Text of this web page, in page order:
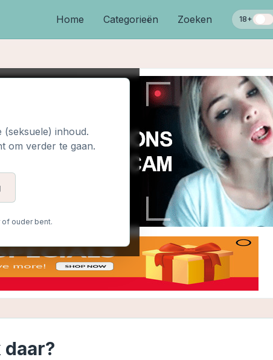
Home Categorieën Zoeken 18+
(seksuele) inhoud.
om verder te gaan.
of ouder bent.